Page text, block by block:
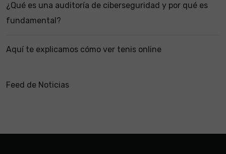
¿Qué es una auditoría de ciberseguridad y por qué es
fundamental?
Aquí te explicamos cómo ver tenis online
Feed de Noticias